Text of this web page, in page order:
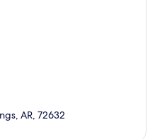
AR, 72632